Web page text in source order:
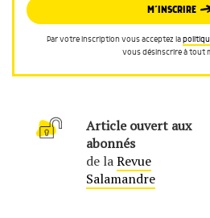
M’INSCRIRE
Par votre inscription vous acceptez la
vous désinscrire à tout
Article ouvert aux
abonnés
de laRevue
Salamandre